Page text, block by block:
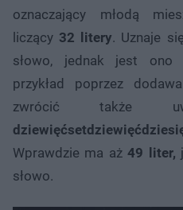
oznaczający młodą
liczący 32 litery. Uznaje
słowo, jednak jest ono
przykład poprzez
zwrócić także
Wprawdzie ma aż49 liter,
słowo.